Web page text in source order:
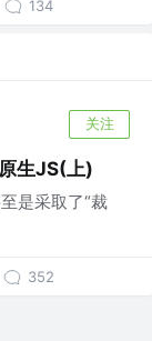
134
关注
生JS(上)
是采取了“裁
352